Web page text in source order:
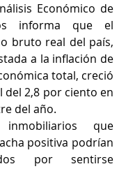
Económico de
informa que el
bruto real del país,
a la inflación de
total, creció
del 2,8 por ciento en
del año.
que
positiva podrían
por sentirse